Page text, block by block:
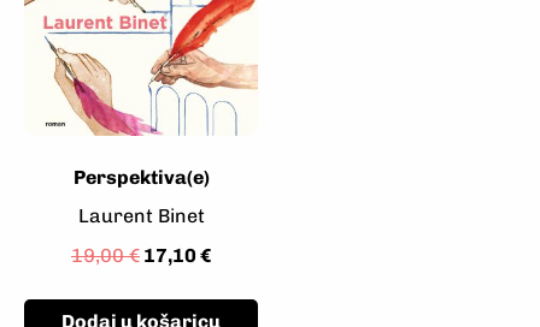
Perspektiva(e)
Laurent Binet
19,00€ 17,10 €
Dodaj u košaricu